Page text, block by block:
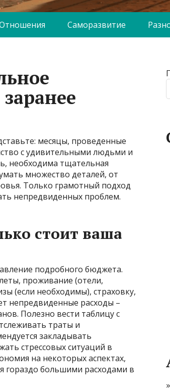
Саморазвитие
месяцы, проведенные
с удивительными людьми и
необходима тщательная
множество деталей, от
Только грамотный подход
непредвиденных проблем.
стоит ваша
подробного бюджета.
проживание (отели,
(если необходимы), страховку,
непредвиденные расходы –
Полезно вести таблицу с
траты и
закладывать
стрессовых ситуаций в
на некоторых аспектах,
гораздо большими расходами в